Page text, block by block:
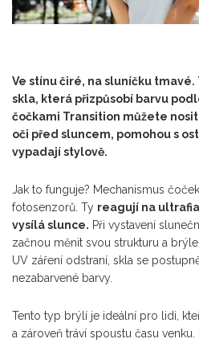
Ve stínu čiré, na sluníčku
skla, která přizpůsobí barvu
čočkami Transition můžete
oči před sluncem, pomohou s
vypadají stylově.
Jak to funguje? Mechanismus
fotosenzorů. Ty reagují na
vysílá slunce. Při vystavení
začnou měnit svou strukturu a
UV záření odstraní, skla se
nezabarvené barvy.
Tento typ brýlí je ideální pro lidi,
a zároveň tráví spoustu času